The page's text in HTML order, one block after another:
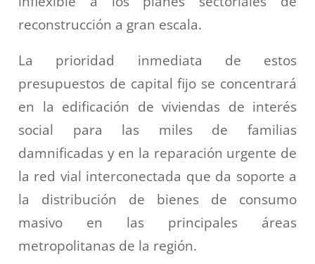
reconstrucción a gran escala.
La prioridad inmediata de estos
presupuestos de capital fijo se concentrará
en la edificación de viviendas de interés
social para las miles de familias
damnificadas y en la reparación urgente de
la red vial interconectada que da soporte a
la distribución de bienes de consumo
masivo en las principales áreas
metropolitanas de la región.